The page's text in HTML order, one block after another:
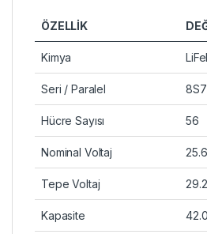
ÖZELLİK
Kimya
Seri / Paralel
Hücre Sayısı 56
Nominal Voltaj
Tepe Voltaj
Kapasite